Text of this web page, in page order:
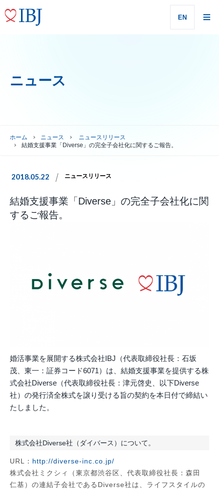
EN
ニュース
ホーム ニュース
ニュースリリース
結婚支援事業「Diverse」の完全子会社化に関するご報告。
2018.05.22 ニュースリリース
結婚支援事業「Diverse」の完全子会社化に関
するご報告。
婚活事業を展開する株式会社IBJ（代表取締役社長：石坂
茂、東一：証券コード6071）は、結婚支援事業を提供する株
式会社Diverse（代表取締役社長：津元啓史、以下Diverse
社）の発行済全株式を譲り受ける旨の契約を本日付で締結い
たしました。
株式会社Diverse社（ダイバース）について。
URL： http://diverse-inc.co.jp/
株式会社ミクシィ（東京都渋谷区、代表取締役社長：森田
仁基）の連結子会社であるDiverse社は、ライフスタイルの